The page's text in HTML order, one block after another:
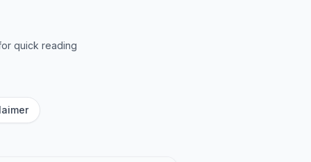
quick reading